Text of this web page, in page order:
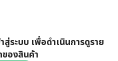
ระบบ เพื่อดำเนินการดูราย
ของสินค้า